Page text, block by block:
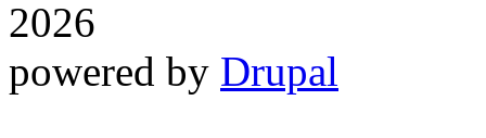
2026
powered by Drupal